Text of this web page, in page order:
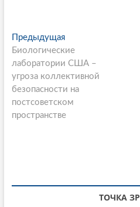
P
o
s
t
n
g
ПредыдущаяП
р
е
д
ы
д
у
Биологические
лаборатории США –
угроза коллективной
безопасности на
постсоветском
пространстве
ТОЧКА